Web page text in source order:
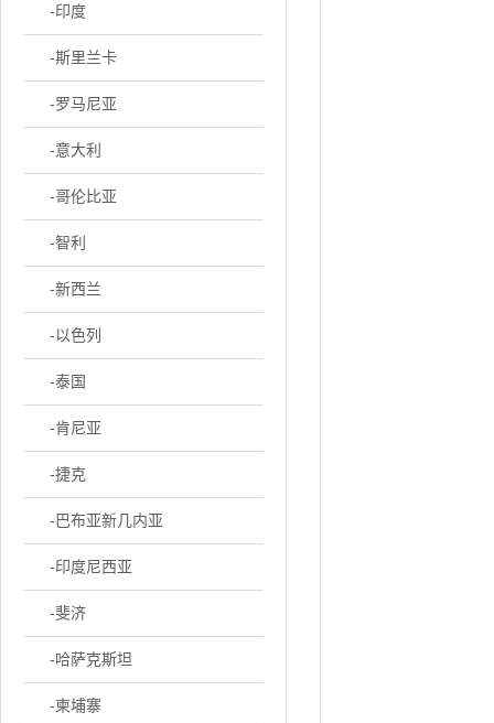
-印度
-斯里兰卡
-罗马尼亚
-意大利
-哥伦比亚
-智利
-新西兰
-以色列
-泰国
-肯尼亚
-捷克
-巴布亚新几内亚
-印度尼西亚
-斐济
-哈萨克斯坦
-柬埔寨